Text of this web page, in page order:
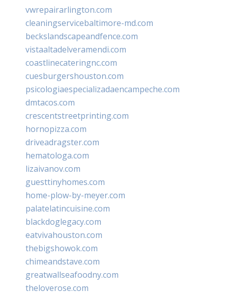
vwrepairarlington.com
cleaningservicebaltimore-md.com
beckslandscapeandfence.com
vistaaltadelveramendi.com
coastlinecateringnc.com
cuesburgershouston.com
psicologiaespecializadaencampeche.com
dmtacos.com
crescentstreetprinting.com
hornopizza.com
driveadragster.com
hematologa.com
lizaivanov.com
guesttinyhomes.com
home-plow-by-meyer.com
palatelatincuisine.com
blackdoglegacy.com
eatvivahouston.com
thebigshowok.com
chimeandstave.com
greatwallseafoodny.com
theloverose.com